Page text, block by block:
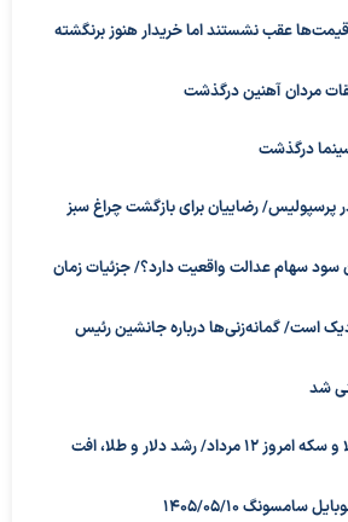
قیمت‌ها عقب نشستند اما خریدار هنوز برنگشته
مردان آهنین درگذشت
درگذشت
پرسپولیس/ رضاییان برای بازگشت چراغ سبز
تومان سود سهام عدالت واقعیت دارد؟/ جزئیات زمان
است/ گمانه‌زنی‌ها درباره جانشین رئیس
شد
قیمت دلار،قیمت طلا و سکه امروز ۱۲ مرداد/ رشد دلار و طلا، افت
1405/05/10